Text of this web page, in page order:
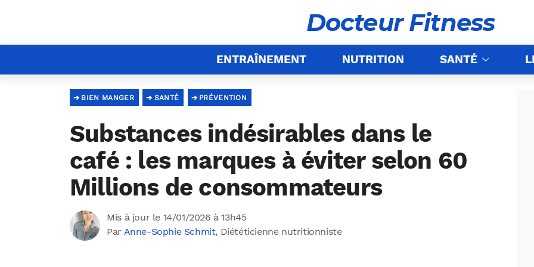
Docteur Fitness
ENTRAÎNEMENT NUTRITION SANTÉ
PRÉVENTION
BIEN MANGER SANTÉ
Substances indésirables dans le
café : les marques à éviter selon 60
Millions de consommateurs
Mis à jour le 14/01/2026 à 13h45
Par Anne-Sophie Schmit, Diététicienne nutritionniste